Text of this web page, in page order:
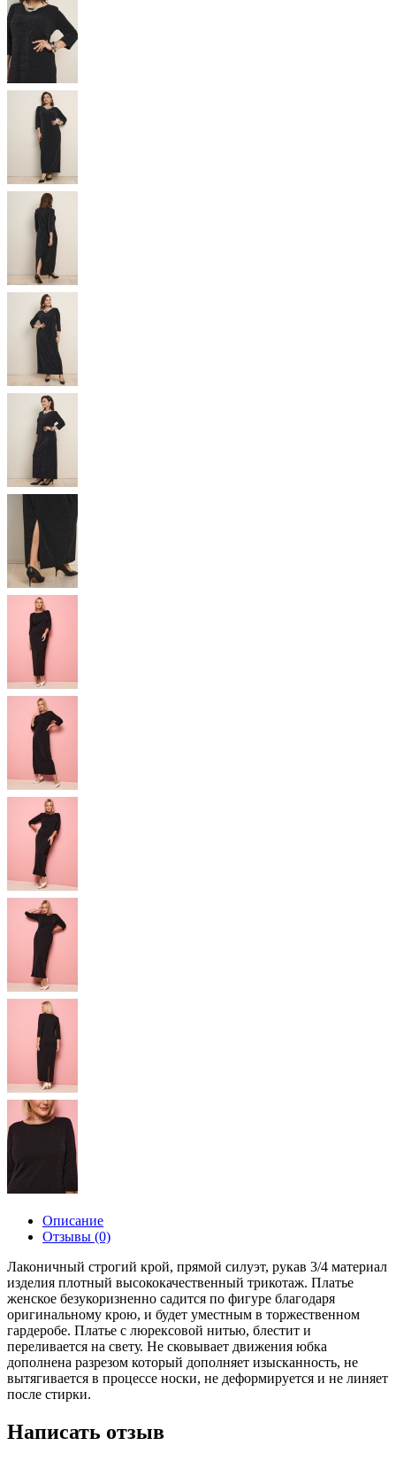
Описание
Отзывы (0)
Лаконичный строгий крой, прямой силуэт, рукав 3/4 материал
изделия плотный высококачественный трикотаж. Платье
женское безукоризненно садится по фигуре благодаря
оригинальному крою, и будет уместным в торжественном
гардеробе. Платье с люрексовой нитью, блестит и
переливается на свету. Не сковывает движения юбка
дополнена разрезом который дополняет изысканность, не
вытягивается в процессе носки, не деформируется и не линяет
после стирки.
Написать отзыв